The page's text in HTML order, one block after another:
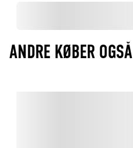
ANDRE KØBER OGSÅ